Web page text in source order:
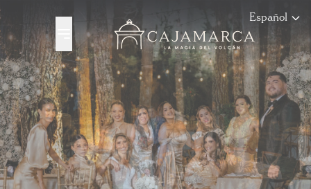
Español